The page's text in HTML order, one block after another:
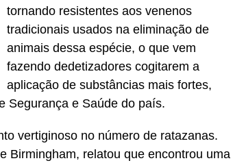
tornando resistentes aos venenos
tradicionais usados na eliminação de
animais dessa espécie, o que vem
fazendo dedetizadores cogitarem a
aplicação de substâncias mais fortes,
Segurança e Saúde do país.
vertiginoso no número de ratazanas.
Birmingham, relatou que encontrou uma